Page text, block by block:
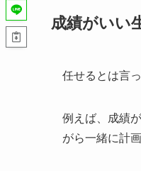
成績がいい
任せるとは言
例えば、成績
がら一緒に計